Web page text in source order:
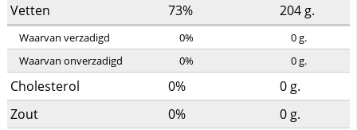
Vetten 73% 204 g.
Waarvan verzadigd 0% 0g.
Waarvan onverzadigd
0% 0g.
Cholesterol 0% 0 g.
Zout
0% 0 g.